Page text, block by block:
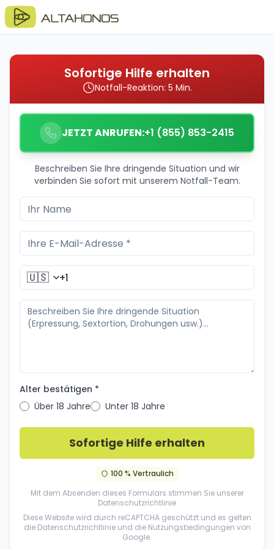
Sofortige Hilfe erhalten
Notfall-Reaktion: 5 Min.
JETZT ANRUFEN:+1 (855) 853-2415
Beschreiben Sie Ihre dringende Situation und wir
verbinden Sie sofort mit unserem Notfall-Team.
🇺🇸
Alter bestätigen *
Über 18 Jahre
Unter 18 Jahre
Sofortige Hilfe erhalten
100 % Vertraulich
Mit dem Absenden dieses Formulars stimmen Sie unserer
Datenschutzrichtlinie
Diese Website wird durch reCAPTCHA geschützt und es gelten
die Datenschutzrichtlinie und die Nutzungsbedingungen von
Google.